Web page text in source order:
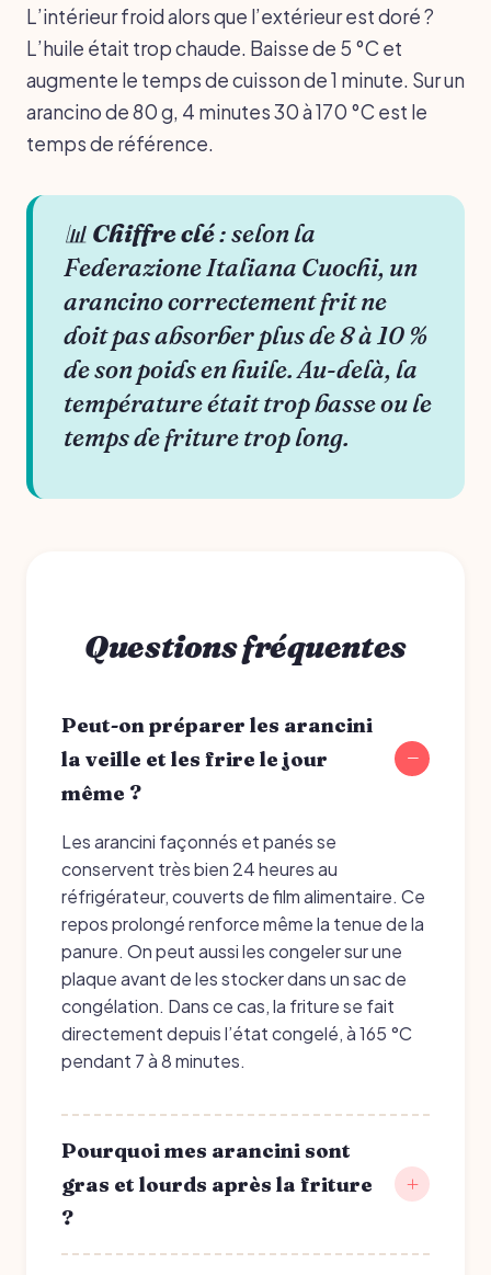
L’intérieur froid alors que l’extérieur est doré ?
L’huile était trop chaude. Baisse de 5 °C et
augmente le temps de cuisson de 1 minute. Sur un
arancino de 80 g, 4 minutes 30 à 170 °C est le
temps de référence.
📊 Chiffre clé: selon la
Federazione Italiana Cuochi, un
arancino correctement frit ne
doit pas absorber plus de 8 à 10 %
de son poids en huile. Au-delà, la
température était trop basse ou le
temps de friture trop long.
Questions fréquentes
Peut-on préparer les arancini
la veille et les frire le jour
même ?
Les arancini façonnés et panés se
conservent très bien 24 heures au
réfrigérateur, couverts de film alimentaire. Ce
repos prolongé renforce même la tenue de la
panure. On peut aussi les congeler sur une
plaque avant de les stocker dans un sac de
congélation. Dans ce cas, la friture se fait
directement depuis l’état congelé, à 165 °C
pendant 7 à 8 minutes.
Pourquoi mes arancini sont
gras et lourds après la friture
?